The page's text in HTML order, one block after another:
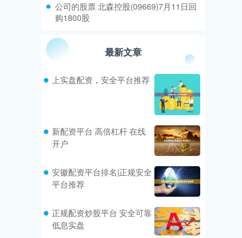
​公司的股票 北森控股(09669)7月11日回
购1800股
最新文章
上实盘配资，安全平台推荐
新配资平台 高倍杠杆 在线
开户
安徽配资平台排名|正规安全
平台推荐
正规配资炒股平台 安全可靠
低息实盘